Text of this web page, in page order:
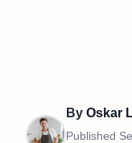
By Oskar
Published